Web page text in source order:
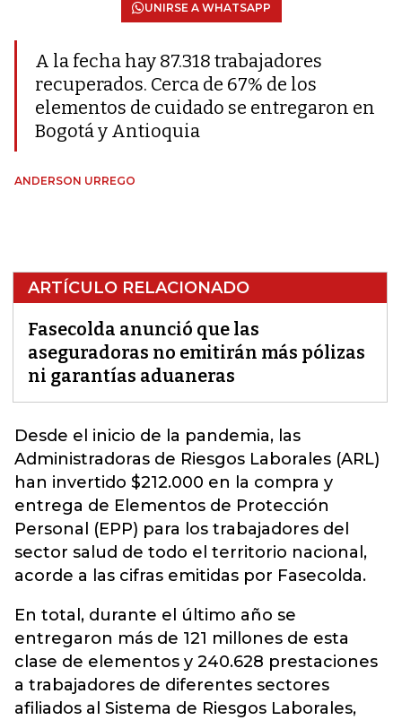
UNIRSE A WHATSAPP
A la fecha hay 87.318 trabajadores
recuperados. Cerca de 67% de los
elementos de cuidado se entregaron en
Bogotá y Antioquia
ANDERSON URREGO
ARTÍCULO RELACIONADO
Fasecolda anunció que las
aseguradoras no emitirán más pólizas
ni garantías aduaneras
Desde el inicio de la pandemia, las
Administradoras de Riesgos Laborales (ARL)
han invertido $212.000 en la compra y
entrega de Elementos de Protección
Personal (EPP) para los trabajadores del
sector salud de todo el territorio nacional,
acorde a las cifras emitidas por Fasecolda.
En total, durante el último año se
entregaron más de 121 millones de esta
clase de elementos y 240.628 prestaciones
a trabajadores de diferentes sectores
afiliados al Sistema de Riesgos Laborales,